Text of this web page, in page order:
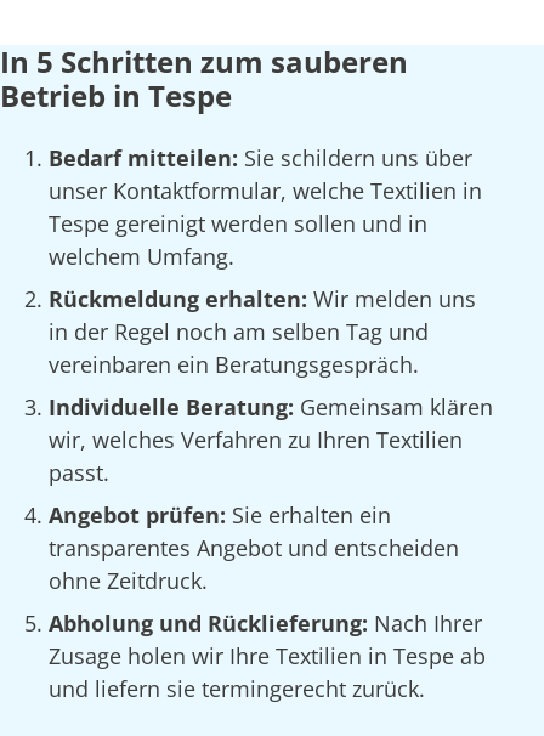
In 5 Schritten zum sauberen
Betrieb in Tespe
Bedarf mitteilen: Sie schildern uns über
unser Kontaktformular, welche Textilien in
Tespe gereinigt werden sollen und in
welchem Umfang.
Rückmeldung erhalten: Wir melden uns
in der Regel noch am selben Tag und
vereinbaren ein Beratungsgespräch.
Individuelle Beratung: Gemeinsam klären
wir, welches Verfahren zu Ihren Textilien
passt.
Angebot prüfen: Sie erhalten ein
transparentes Angebot und entscheiden
ohne Zeitdruck.
Abholung und Rücklieferung: Nach Ihrer
Zusage holen wir Ihre Textilien in Tespe ab
und liefern sie termingerecht zurück.